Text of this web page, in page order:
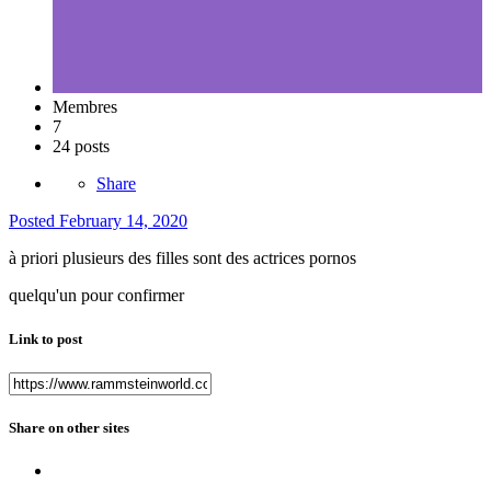
Membres
7
24 posts
Share
Posted February 14, 2020
à priori plusieurs des filles sont des actrices pornos
quelqu'un pour confirmer
Link to post
Share on other sites